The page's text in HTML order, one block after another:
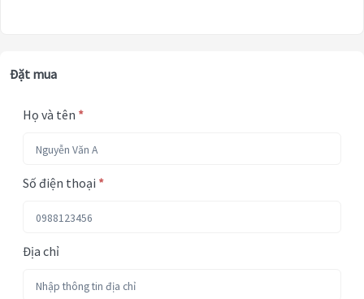
Đặt mua
Họ và tên *
Số điện thoại *
Địa chỉ